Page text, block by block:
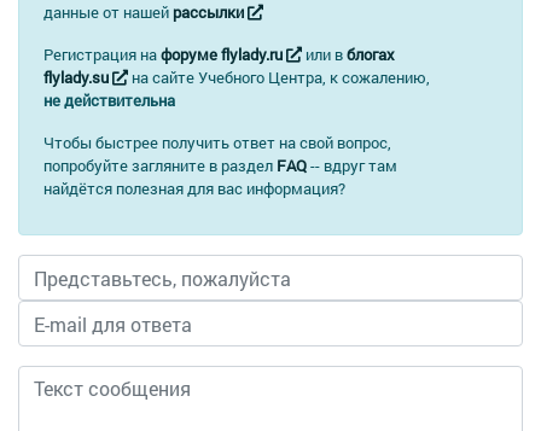
данные от нашей рассылки
Регистрация нафоруме flylady.ru или вблогах
flylady.su
на сайте Учебного Центра, к сожалению,
не действительна
Чтобы быстрее получить ответ на свой вопрос,
попробуйте загляните в раздел FAQ-- вдруг там
найдётся полезная для вас информация?